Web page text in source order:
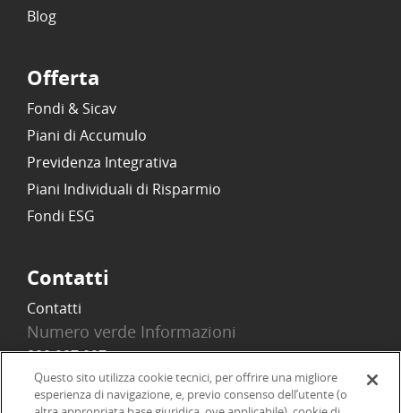
Blog
Offerta
Fondi & Sicav
Piani di Accumulo
Previdenza Integrativa
Piani Individuali di Risparmio
Fondi ESG
Contatti
Contatti
Numero verde Informazioni
800 097 097
Email
info@onlinesim.it
Questo sito utilizza cookie tecnici, per offrire una migliore
esperienza di navigazione, e, previo consenso dell’utente (o